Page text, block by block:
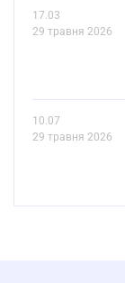
17.03
29 травня 2026
10.07
29 травня 2026